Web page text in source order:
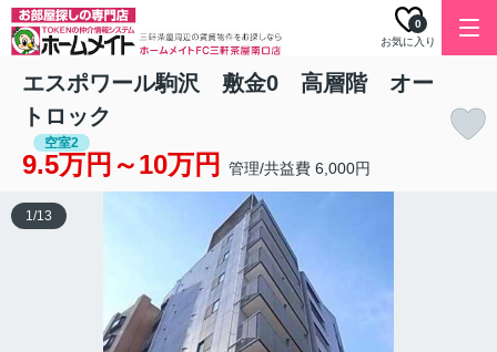
お気に入り
0
エスポワール駒沢 敷金0 高層階 オー
トロック
空室2
9.5万円～10万円 管理/共益費 6,000円
1/13